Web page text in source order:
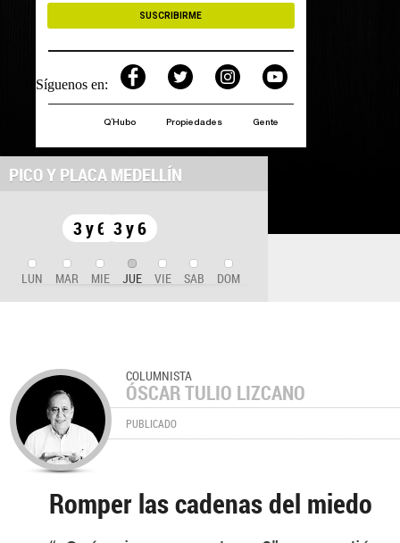
SUSCRIBIRME
Síguenos en:
Q´Hubo Propiedades Gente
PICO Y PLACA MEDELLÍN
3 y 6 3 y 6
LUN MAR MIE JUE VIE SAB DOM
COLUMNISTA
ÓSCAR TULIO LIZCANO
PUBLICADO
Romper las cadenas del miedo